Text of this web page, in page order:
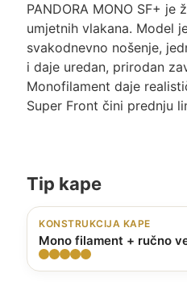
PANDORA MONO SF+ je
umjetnih vlakana. Model
svakodnevno nošenje,
i daje uredan, prirodan
Monofilament daje
Super Front čini prednju
Tip kape
KONSTRUKCIJA KAPE
Mono filament + ručno